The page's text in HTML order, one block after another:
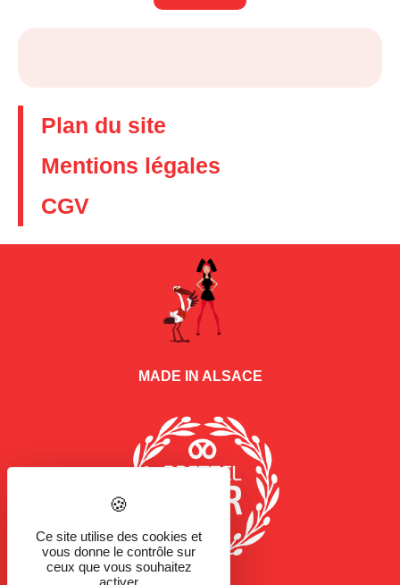
Plan du site
Mentions légales
CGV
MADE IN ALSACE
Ce site utilise des cookies et
vous donne le contrôle sur
ceux que vous souhaitez
activer